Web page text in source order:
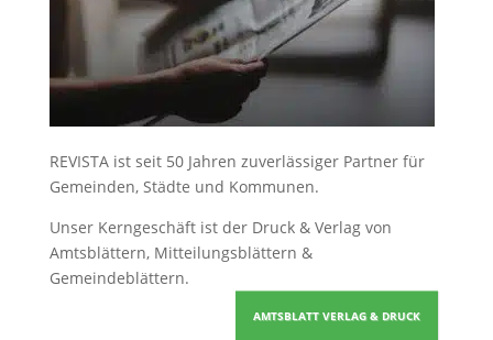
REVISTA ist seit 50 Jahren zuverlässiger Partner für
Gemeinden, Städte und Kommunen.
Unser Kerngeschäft ist der Druck & Verlag von
Amtsblättern, Mitteilungsblättern &
Gemeindeblättern.
AMTSBLATT VERLAG & DRUCK